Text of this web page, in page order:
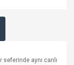
seferinde aynı canlı